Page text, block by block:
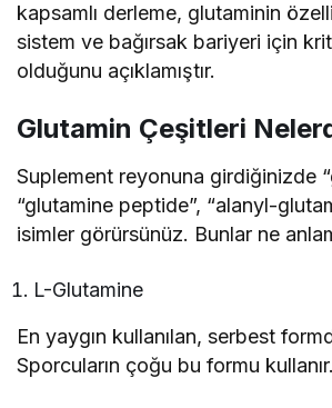
kapsamlı derleme, glutaminin
sistem ve bağırsak bariyeri için
olduğunu açıklamıştır.
Glutamin Çeşitleri
Suplement reyonuna girdiğinizde
“glutamine peptide”, “alanyl-
isimler görürsünüz. Bunlar ne
L-Glutamine
En yaygın kullanılan, serbest
Sporcuların çoğu bu formu kullanır.